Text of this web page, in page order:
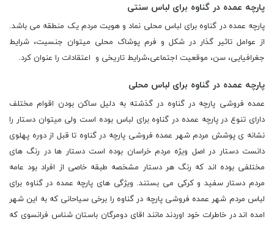
پارچه عمده در گناوه برای لباس سنتی
پارچه عمده در گناوه برای لباس محلی نماد و هویت مردم یک منطقه می باشد.
از عوامل تاثیر گذار در شکل و فرم پوشاک محلی میتوان جنسیت، شرایط
جغرافیایی، سن، موقعیت اجتماعی،شرایط تاریخی و اعتقادات را عنوان کرد.
پارچه عمده در گناوه برای لباس محلی
عمده فروشی پارچه در گناوه در گذشته به دلیل ساکن بودن اقوام مختلف
دارای تنوع در پارچه عمده در گناوه برای لباس بوده است ولی میتوان دستار را
نشانه ی پوشش مردم شهر عمده فروشی پارچه در گناوه تا قبل از دوره پهلوی
دانست دستار در اصل ویژه مردم خراسان بوده است دستار ها در رنگ های
مختلفی بوده اند که رنگ هر دستار مشخصه طبقه خاصی از افراد بود عامه
مردم دستار سفید و کرکی می بستند. ویژگی های پارچه عمده در گناوه برای
لباس مردم شهر عمده فروشی پارچه در گناوه را برخی سیاحانی که به این شهر
امده اند در خاطرات خود اوردند مانند اقای دومرگان باستان شناس فرانسوی که